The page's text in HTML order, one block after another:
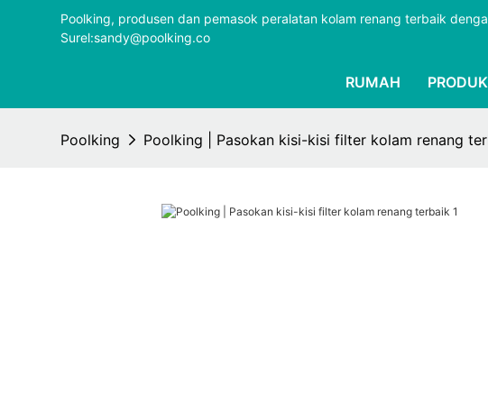
Poolking, produsen dan pemasok peralatan kolam renang terbaik
Surel:sandy@poolking.co
RUMAH PRODUK
Poolking Poolking | Pasokan kisi-kisi filter kolam renang